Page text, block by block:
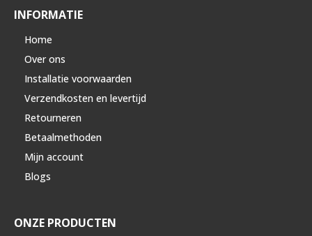
INFORMATIE
Home
Over ons
Installatie voorwaarden
Verzendkosten en levertijd
Retourneren
Betaalmethoden
Mijn account
Blogs
ONZE PRODUCTEN